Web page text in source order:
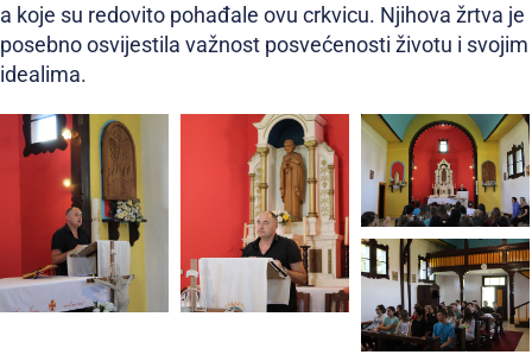
a koje su redovito pohađale ovu crkvicu. Njihova žrtva je
posebno osvijestila važnost posvećenosti životu i svojim
idealima.